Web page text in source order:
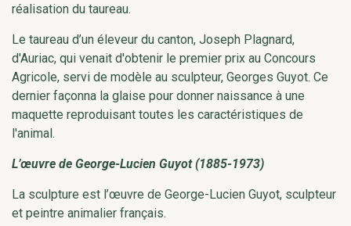
réalisation du taureau.
Le taureau d’un éleveur du canton, Joseph Plagnard,
d'Auriac, qui venait d'obtenir le premier prix au Concours
Agricole, servi de modèle au sculpteur, Georges Guyot. Ce
dernier façonna la glaise pour donner naissance à une
maquette reproduisant toutes les caractéristiques de
l'animal.
L’œuvre de George-Lucien Guyot (1885-1973)
La sculpture est l’œuvre de George-Lucien Guyot, sculpteur
et peintre animalier français.